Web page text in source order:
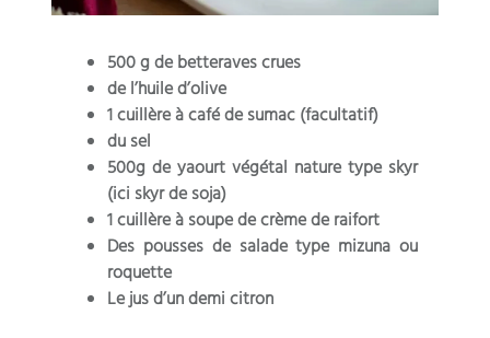
500 g de betteraves crues
de l’huile d’olive
1 cuillère à café de sumac (facultatif)
du sel
500g de yaourt végétal nature type skyr
(ici skyr de soja)
1 cuillère à soupe de crème de raifort
Des pousses de salade type mizuna ou
roquette
Le jus d’un demi citron